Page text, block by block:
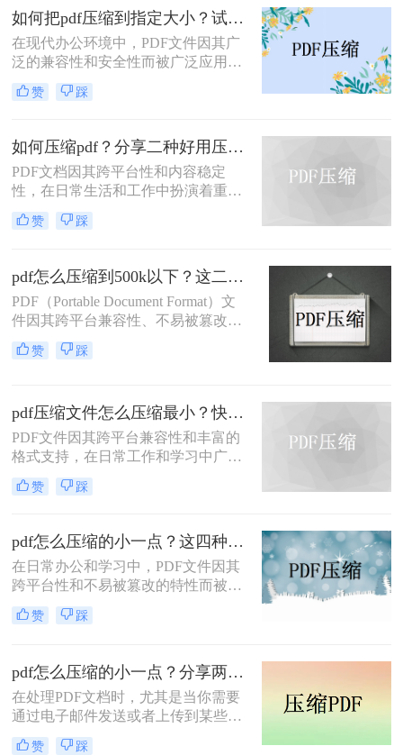
有效的PDF压缩方法。
如何把pdf压缩到指定大小？试试这4种压缩方法！
在现代办公环境中，PDF文件因其广
泛的兼容性和安全性而被广泛应用。
然而，当这些文件过大时，会带来传
输不便、占用过多存储空间等问题。
变得尤为重要。本文将详细介绍四种
常用的方法，帮助您轻松应对这一挑
战。
赞 踩
如何压缩pdf？分享二种好用压缩方法！
PDF文档因其跨平台性和内容稳定
性，在日常生活和工作中扮演着重要
角色。然而，有时PDF文件过大，会
影响传输速度或占用过多存储空间。
压缩PDF的方法。
赞 踩
pdf怎么压缩到500k以下？这二种压缩方法你可以轻松学会！
PDF（Portable Document Format）文
件因其跨平台兼容性、不易被篡改的
特性以及保持文档格式一致性的能
力，在日常办公和文件分享中得到了
上传、发送或存储。那么pdf怎么压缩
到500k以下呢？本文将介绍两种将
PDF文件压缩到500K以下的方法。
赞 踩
pdf压缩文件怎么压缩最小？快来试着使用这三种压缩方法！
PDF文件因其跨平台兼容性和丰富的
格式支持，在日常工作和学习中广泛
应用。然而，有时我们需要将PDF文
件压缩到最小，以便更高效地存储和
呢？本文将介绍三种实用的PDF压缩
方法。
赞 踩
pdf怎么压缩的小一点？这四种压缩方法了解一下
在日常办公和学习中，PDF文件因其
跨平台性和不易被篡改的特性而被广
泛使用。然而，有时PDF文件过大，
会给传输和存储带来不便。那么pdf怎
将PDF压缩得更小的方法。
赞 踩
pdf怎么压缩的小一点？分享两种实用压缩方法！
在处理PDF文档时，尤其是当你需要
通过电子邮件发送或者上传到某些对
文件大小有限制的平台时，压缩PDF
赞 踩